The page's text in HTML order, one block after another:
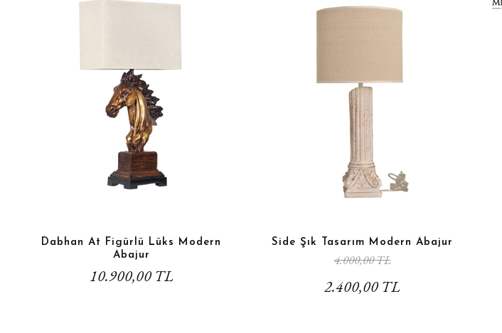
Dabhan At Figürlü Lüks Modern
Abajur
10.900,00 TL
Side Şık Tasarım Modern Abajur
4.000,00 TL
2.400,00 TL